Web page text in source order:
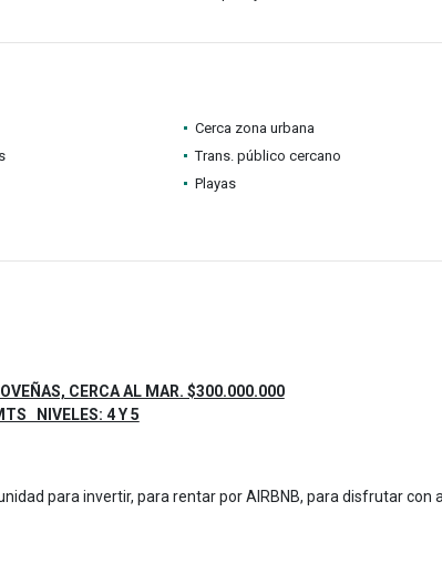
Cerca zona urbana
Trans. público cercano
Playas
CERCA AL MAR. $300.000.000
NIVELES: 4 Y 5
para invertir, para rentar por AIRBNB, para disfrutar con